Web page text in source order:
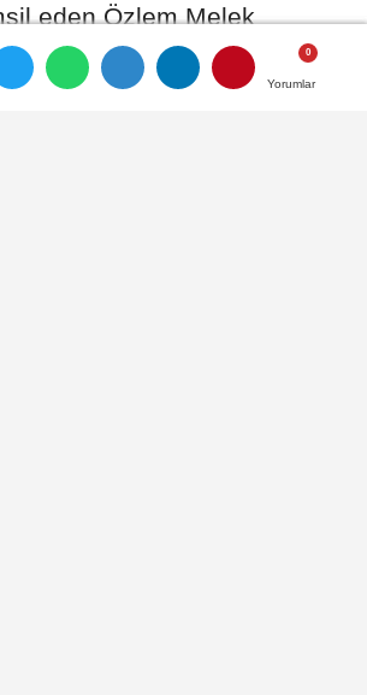
Yorumlar
Yorumlar
eden Özlem Melek
kadınlar 48 kilogramda
kazandı.
Yorumlar